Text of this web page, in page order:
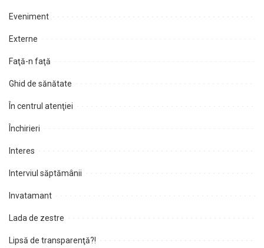
Eveniment
Externe
Faţă-n faţă
Ghid de sănătate
În centrul atenţiei
Închirieri
Interes
Interviul săptămânii
Invatamant
Lada de zestre
Lipsă de transparenţă?!